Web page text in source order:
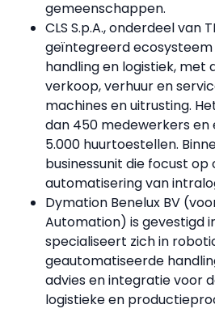
gemeenschappen.
CLS S.p.A., onderdeel van
geïntegreerd
handling en logistiek, met
verkoop, verhuur en
machines en uitrusting.
dan 450 medewerkers
5.000 huurtoestellen.
businessunit die focust
automatisering van
Dymation Benelux BV
Automation) is gevestigd
specialiseert zich in
geautomatiseerde
advies en integratie voor
logistieke en